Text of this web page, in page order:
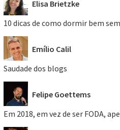
Elisa Brietzke
10 dicas de como dormir bem
Emílio Calil
Saudade dos blogs
Felipe Goettems
Em 2018, em vez de ser FODA,